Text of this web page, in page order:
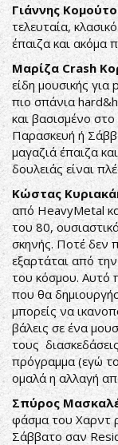
Γιάννης
τελευταία,
έπαιζα και ακόμα
Μαρίζα Crash
είδη μουσικής
πιο σπάνια
και βασισμένο
Παρασκευή ή
μαγαζιά έπαιζα
δουλειάς είναι
Κώστας
από HeavyMetal
του 80,
σκηνής. Ποτέ δεν
εξαρτάται από
του κόσμου. Αυτό
που θα
μπορείς να
βάλεις σε ένα
τους
πρόγραμμα (εγώ
ομαλά η αλλαγή
Σπύρος
φάσμα του Χαρντ
Σάββατο σαν